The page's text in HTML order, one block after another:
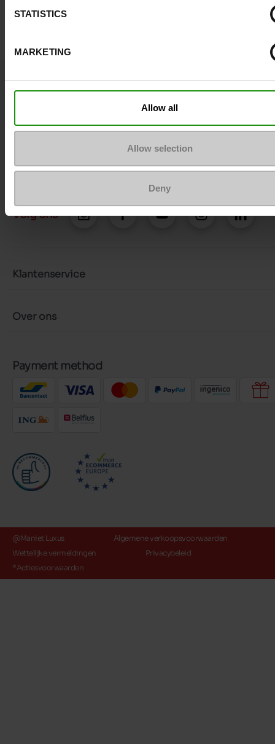
STATISTICS
MARKETING
Allow all
Allow selection
Deny
Vraagje ?
Stuur een bericht
Volg ons
Klantenservice
Over ons
Payment method
@Maniet Luxus
Algemene verkoopsvoorwaarden
Wettelijke vermeldingen
Privacybeleid
*Actiesvoorwaarden